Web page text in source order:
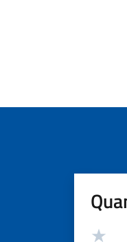
Valutazione